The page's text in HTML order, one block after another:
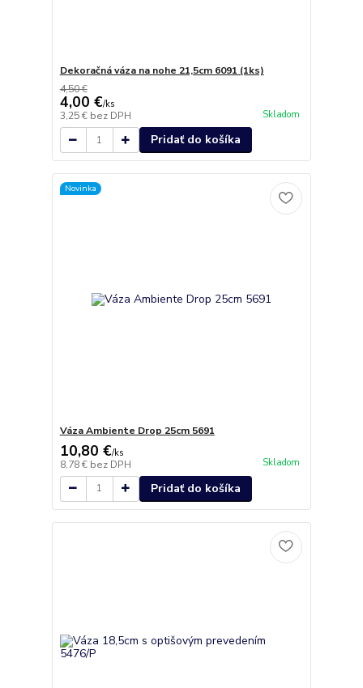
Dekoračná váza na nohe 21,5cm 6091 (1ks)
4,50 €
4,00 €/ks
3,25 € bez DPH Skladom
Pridať do košíka
Novinka
Váza Ambiente Drop 25cm 5691
10,80 €/ks
8,78 € bez DPH Skladom
Pridať do košíka